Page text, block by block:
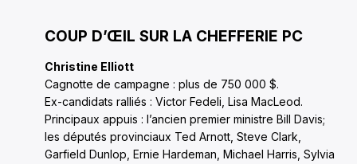
COUP D’ŒIL SUR LA CHEFFERIE PC
Christine Elliott
Cagnotte de campagne : plus de 750 000 $.
Ex-candidats ralliés : Victor Fedeli, Lisa MacLeod.
Principaux appuis : l’ancien premier ministre Bill Davis;
les députés provinciaux Ted Arnott, Steve Clark,
Garfield Dunlop, Ernie Hardeman, Michael Harris, Sylvia